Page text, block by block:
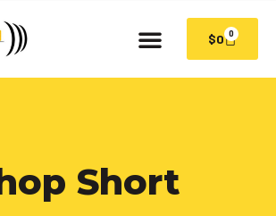
$0 0
Short